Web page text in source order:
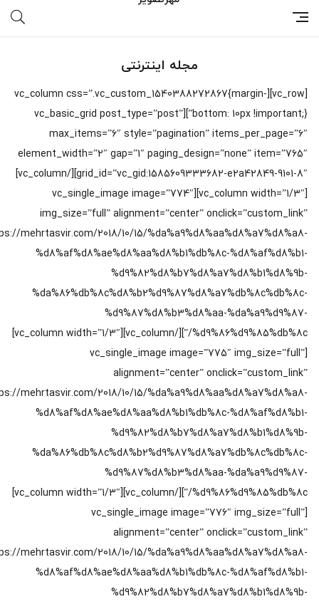
مجله اینترنتی
[vc_row][vc_column css=”.vc_custom_1540388272867{margin-
bottom: 10px !important;}”][vc_basic_grid post_type=”post”
max_items=”6″ style=”pagination” items_per_page=”6″
element_width=”2″ gap=”1″ paging_design=”none” item=”765″
grid_id=”vc_gid:1585609333682-e2a42849-9101-8″][/vc_column]
[vc_column width=”1/3″][vc_single_image image=”774″
img_size=”full” alignment=”center” onclick=”custom_link”
mehrtasvir.com/2018/10/15/%da%a9%d8%aa%d8%a7%d8%a8-
%d8%af%d8%ae%d8%aa%d8%b1%db%8c-%d8%af%d8%b1-
%d9%82%d8%b7%d8%a7%d8%b1%d8%9b-
%da%86%db%8c%d8%b2%d9%87%d8%a7%db%8c%db%8c-
%d9%87%d8%b3%d8%aa-%da%a9%d9%87-
%d9%86%d9%85%db%8c/”][/vc_column][vc_column width=”1/3″]
[vc_single_image image=”775″ img_size=”full”
alignment=”center” onclick=”custom_link”
mehrtasvir.com/2018/10/15/%da%a9%d8%aa%d8%a7%d8%a8-
%d8%af%d8%ae%d8%aa%d8%b1%db%8c-%d8%af%d8%b1-
%d9%82%d8%b7%d8%a7%d8%b1%d8%9b-
%da%86%db%8c%d8%b2%d9%87%d8%a7%db%8c%db%8c-
%d9%87%d8%b3%d8%aa-%da%a9%d9%87-
%d9%86%d9%85%db%8c/”][/vc_column][vc_column width=”1/3″]
[vc_single_image image=”776″ img_size=”full”
alignment=”center” onclick=”custom_link”
mehrtasvir.com/2018/10/15/%da%a9%d8%aa%d8%a7%d8%a8-
%d8%af%d8%ae%d8%aa%d8%b1%db%8c-%d8%af%d8%b1-
%d9%82%d8%b7%d8%a7%d8%b1%d8%9b-